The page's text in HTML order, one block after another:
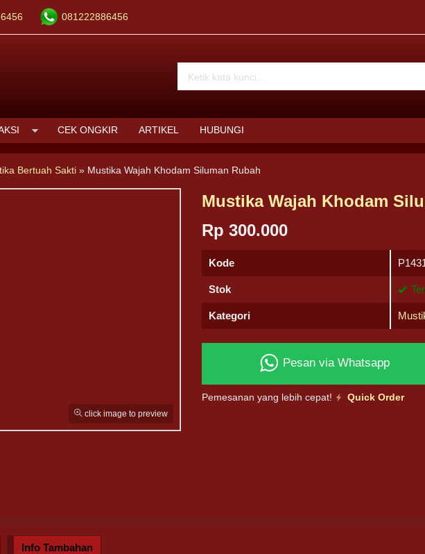
081222886456
CEK ONGKIR ARTIKEL HUBUNGI
Bertuah Sakti » Mustika Wajah Khodam Siluman Rubah
click image to preview
Mustika Wajah Khodam
Rp 300.000
Kode
Stok
Kategori
Pesan via Whatsapp
Pemesanan yang lebih cepat! Quick Order
Info Tambahan